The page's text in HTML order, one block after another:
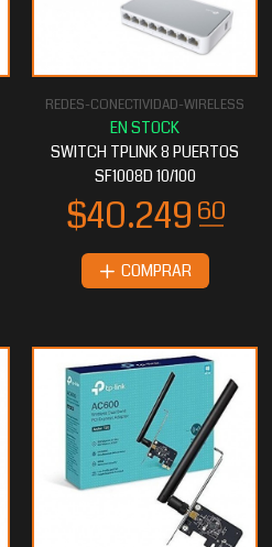
REDES-CONECTIVIDAD-WIRELESS
SWITCH TPLINK 8 PUERTOS
SF1008D 10/100
COMPRAR